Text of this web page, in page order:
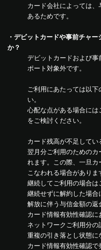
カード会社によっては
あるためです。
・デビットカードや事前チャ
か？
デビットカードおよび
ポート対象外です。
ご利用にあたっては以
い。
心配な点がある場合に
をご検討ください。
カード残高が不足してい
翌月分ご利用のための
れます。この際、一旦
こなわれる場合があり
継続してご利用の場合
継続せずに解約した場
解放に伴う与信金額の返
カード情報有効性確認に
ネットワークご利用分
重複の引き落とし状態に
カード情報有効性確認